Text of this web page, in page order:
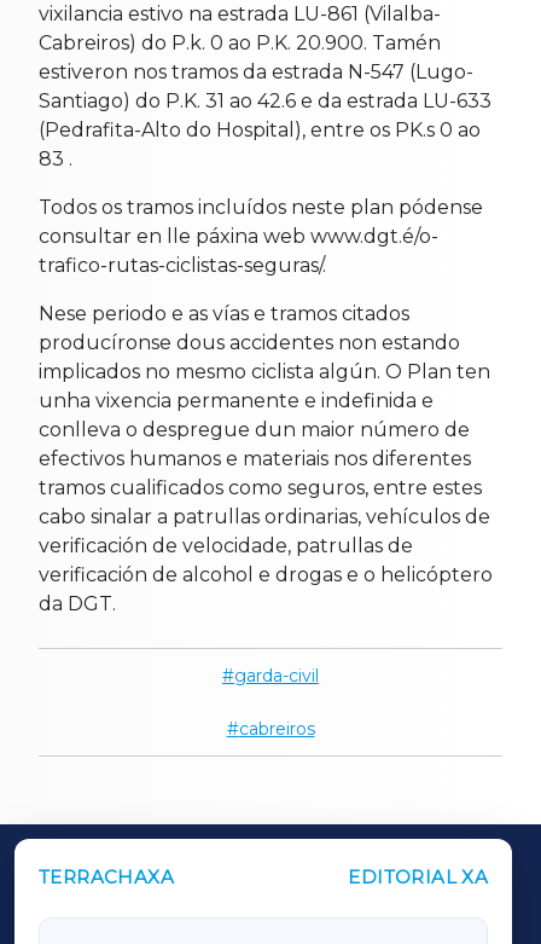
vixilancia estivo na estrada LU-861 (Vilalba-
Cabreiros) do P.k. 0 ao P.K. 20.900. Tamén
estiveron nos tramos da estrada N-547 (Lugo-
Santiago) do P.K. 31 ao 42.6 e da estrada LU-633
(Pedrafita-Alto do Hospital), entre os PK.s 0 ao
83 .
Todos os tramos incluídos neste plan pódense
consultar en lle páxina web www.dgt.é/o-
trafico-rutas-ciclistas-seguras/.
Nese periodo e as vías e tramos citados
producíronse dous accidentes non estando
implicados no mesmo ciclista algún. O Plan ten
unha vixencia permanente e indefinida e
conlleva o despregue dun maior número de
efectivos humanos e materiais nos diferentes
tramos cualificados como seguros, entre estes
cabo sinalar a patrullas ordinarias, vehículos de
verificación de velocidade, patrullas de
verificación de alcohol e drogas e o helicóptero
da DGT.
garda-civil
cabreiros
TERRACHAXA EDITORIAL XA
OUTROS PERIÓDICOS